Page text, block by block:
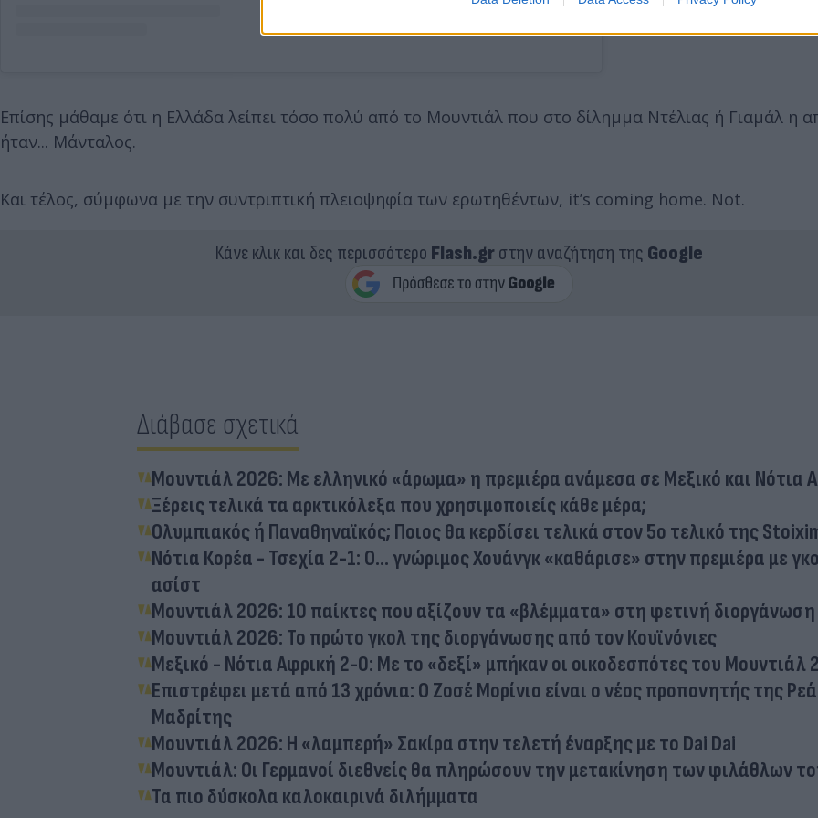
Επίσης μάθαμε ότι η Ελλάδα λείπει τόσο πολύ από το Μουντιάλ που στο δίλημμα Ντέλιας ή Γιαμάλ η
ήταν... Μάνταλος.
Και τέλος, σύμφωνα με την συντριπτική πλειοψηφία των ερωτηθέντων, it’s coming home. Not.
Κάνε κλικ και δες περισσότερο Flash.grστην αναζήτηση της Google
Διάβασε σχετικά
Μουντιάλ 2026: Με ελληνικό «άρωμα» η πρεμιέρα ανάμεσα σε Μεξικό και Νότια
Ξέρεις τελικά τα αρκτικόλεξα που χρησιμοποιείς κάθε μέρα;
Ολυμπιακός ή Παναθηναϊκός; Ποιος θα κερδίσει τελικά στον 5ο τελικό της
Νότια Κορέα - Τσεχία 2-1: Ο... γνώριμος Χουάνγκ «καθάρισε» στην πρεμιέρα με
ασίστ
Μουντιάλ 2026: 10 παίκτες που αξίζουν τα «βλέμματα» στη φετινή διοργάνωση
Μουντιάλ 2026: Το πρώτο γκολ της διοργάνωσης από τον Κουϊνόνιες
Μεξικό - Νότια Αφρική 2-0: Με το «δεξί» μπήκαν οι οικοδεσπότες του Μουντιάλ
Επιστρέφει μετά από 13 χρόνια: Ο Ζοσέ Μορίνιο είναι ο νέος προπονητής της
Μαδρίτης
Μουντιάλ 2026: Η «λαμπερή» Σακίρα στην τελετή έναρξης με το Dai Dai
Μουντιάλ: Οι Γερμανοί διεθνείς θα πληρώσουν την μετακίνηση των φιλάθλων
Τα πιο δύσκολα καλοκαιρινά διλήμματα